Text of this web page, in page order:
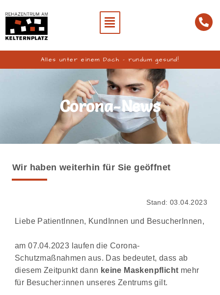
Alles unter einem Dach – rundum gesund!
Corona-News
Wir haben weiterhin für Sie geöffnet
Stand: 03.04.2023
Liebe PatientInnen, KundInnen und BesucherInnen,
am 07.04.2023 laufen die Corona-
Schutzmaßnahmen aus. Das bedeutet, dass ab
diesem Zeitpunkt dann keine Maskenpflicht mehr
für Besucher:innen unseres Zentrums gilt.